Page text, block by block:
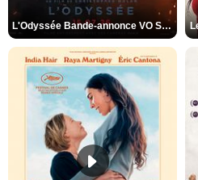
L'Odyssée Bande-annonce VO STFR